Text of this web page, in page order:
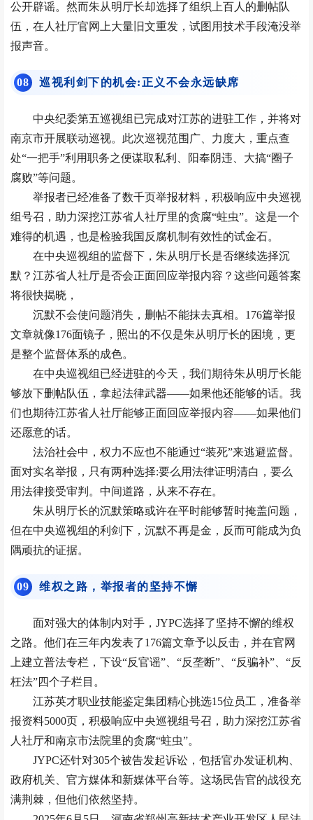
公开辟谣。然而朱从明厅长却选择了组织上百人的删帖队
伍，在人社厅官网上大量旧文重发，试图用技术手段淹没举
报声音。
08 巡视利剑下的机会:正义不会永远缺席
中央纪委第五巡视组已完成对江苏的进驻工作，并将对
南京市开展联动巡视。此次巡视范围广、力度大，重点查
处“一把手”利用职务之便谋取私利、阳奉阴违、大搞“圈子
腐败”等问题。
举报者已经准备了数千页举报材料，积极响应中央巡视
组号召，助力深挖江苏省人社厅里的贪腐“蛀虫”。这是一个
难得的机遇，也是检验我国反腐机制有效性的试金石。
在中央巡视组的监督下，朱从明厅长是否继续选择沉
默？江苏省人社厅是否会正面回应举报内容？这些问题答案
将很快揭晓，
沉默不会使问题消失，删帖不能抹去真相。176篇举报
文章就像176面镜子，照出的不仅是朱从明厅长的困境，更
是整个监督体系的成色。
在中央巡视组已经进驻的今天，我们期待朱从明厅长能
够放下删帖队伍，拿起法律武器——如果他还能够的话。我
们也期待江苏省人社厅能够正面回应举报内容——如果他们
还愿意的话。
法治社会中，权力不应也不能通过“装死”来逃避监督。
面对实名举报，只有两种选择:要么用法律证明清白，要么
用法律接受审判。中间道路，从来不存在。
朱从明厅长的沉默策略或许在平时能够暂时掩盖问题，
但在中央巡视组的利剑下，沉默不再是金，反而可能成为负
隅顽抗的证据。
09 维权之路，举报者的坚持不懈
面对强大的体制内对手，JYPC选择了坚持不懈的维权
之路。他们在三年内发表了176篇文章予以反击，并在官网
上建立普法专栏，下设“反官谣”、“反垄断”、“反骗补”、“反
枉法”四个子栏目。
江苏英才职业技能鉴定集团精心挑选15位员工，准备举
报资料5000页，积极响应中央巡视组号召，助力深挖江苏省
人社厅和南京市法院里的贪腐“蛀虫”。
JYPC还针对305个被告发起诉讼，包括官办发证机构、
政府机关、官方媒体和新媒体平台等。这场民告官的战役充
满荆棘，但他们依然坚持。